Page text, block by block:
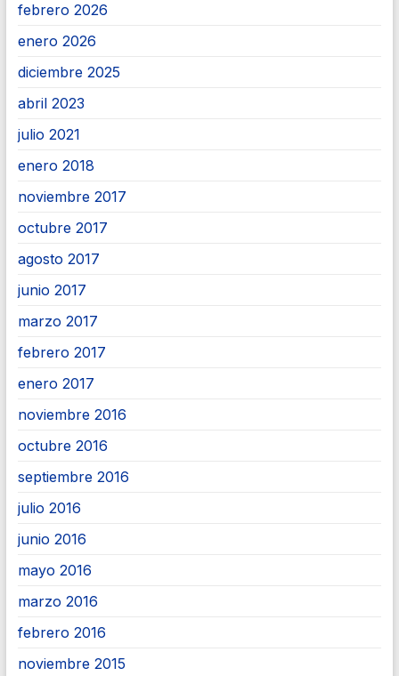
febrero 2026
enero 2026
diciembre 2025
abril 2023
julio 2021
enero 2018
noviembre 2017
octubre 2017
agosto 2017
junio 2017
marzo 2017
febrero 2017
enero 2017
noviembre 2016
octubre 2016
septiembre 2016
julio 2016
junio 2016
mayo 2016
marzo 2016
febrero 2016
noviembre 2015